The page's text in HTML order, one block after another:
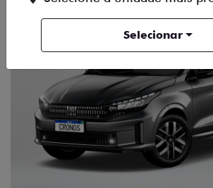
Selecionar